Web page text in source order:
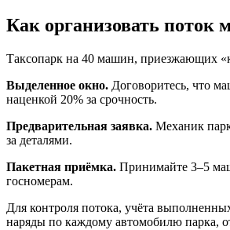
Как организовать поток
Таксопарк на 40 машин, приезжающих
Выделенное окно. Договоритесь, что
наценкой 20% за срочность.
Предварительная заявка. Механик
за деталями.
Пакетная приёмка. Принимайте 3–5
госномерам.
Для контроля потока, учёта
наряды по каждому автомобилю парка,